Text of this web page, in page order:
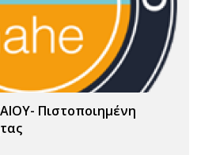
Πιστοποιημένη